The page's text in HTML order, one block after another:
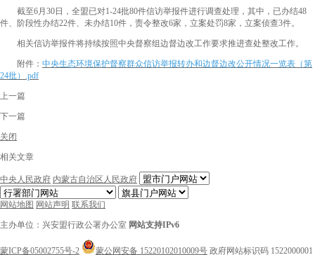
截至6月30日，全盟已对1-24批80件信访举报件进行调查处理，其中，已办结48
件、阶段性办结22件、未办结10件，责令整改6家，立案处罚8家，立案侦查3件。
相关信访举报件将持续按照中央督察组边督边改工作要求推进查处整改工作。
附件： 中央生态环境保护督察群众信访举报转办和边督边改公开情况一览表（第
24批）.pdf
上一篇
下一篇
关闭
相关文章
中央人民政府 内蒙古自治区人民政府
网站地图 网站声明 联系我们
主办单位：兴安盟行政公署办公室 网站支持IPv6
蒙ICP备05002755号-2 蒙公网安备 15220102010009号 政府网站标识码 1522000001